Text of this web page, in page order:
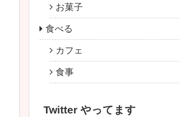
お菓子
食べる
カフェ
食事
Twitter やってます